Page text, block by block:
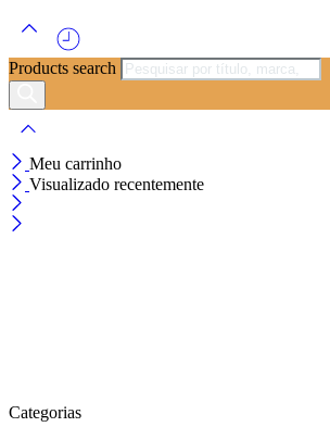
Products search
Meu carrinho
Visualizado recentemente
Categorias